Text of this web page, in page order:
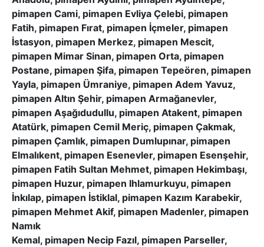
pimapen Cami, pimapen Evliya Çelebi, pimapen
Fatih, pimapen Fırat, pimapen İçmeler, pimapen
İstasyon, pimapen Merkez, pimapen Mescit,
pimapen Mimar Sinan, pimapen Orta, pimapen
Postane, pimapen Şifa, pimapen Tepeören, pimapen
Yayla, pimapen Ümraniye, pimapen Adem Yavuz,
pimapen Altın Şehir, pimapen Armağanevler,
pimapen Aşağıdudullu, pimapen Atakent, pimapen
Atatürk, pimapen Cemil Meriç, pimapen Çakmak,
pimapen Çamlık, pimapen Dumlupınar, pimapen
Elmalıkent, pimapen Esenevler, pimapen Esenşehir,
pimapen Fatih Sultan Mehmet, pimapen Hekimbaşı,
pimapen Huzur, pimapen Ihlamurkuyu, pimapen
İnkılap, pimapen İstiklal, pimapen Kazım Karabekir,
pimapen Mehmet Akif, pimapen Madenler, pimapen
Namık
Kemal, pimapen Necip Fazıl, pimapen Parseller,